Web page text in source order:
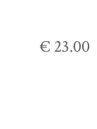
€ 23.00